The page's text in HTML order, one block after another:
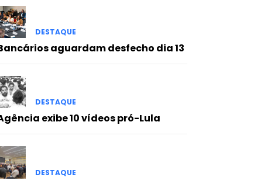
DESTAQUE
aguardam desfecho dia 13
DESTAQUE
exibe 10 vídeos pró-Lula
DESTAQUE